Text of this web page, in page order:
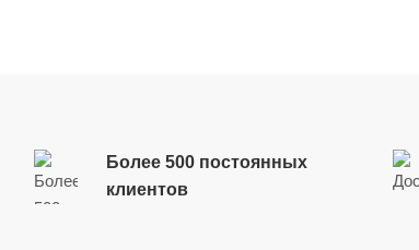
Более 500 постоянных
клиентов